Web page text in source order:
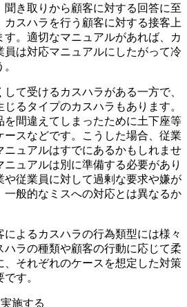
聞き取りから顧客に対する回答に至
カスハラを行う顧客に対する接客上
。適切なマニュアルがあれば、カ
員は対応マニュアルにしたがって冷
て受けるカスハラがある一方で、
るタイプのカスハラもあります。
を間違えてしまったために土下座等
スなどです。こうした場合、従業
ニュアルはすでにあるかもしれませ
ュアルは別に準備する必要があり
や従業員に対して過剰な要求や嫌が
一般的なミスへの対応とは異なるか
によるカスハラの行為類型には様々
ハラの種類や顧客の行動に応じて柔
、それぞれのケースを想定した対策
す。
施する